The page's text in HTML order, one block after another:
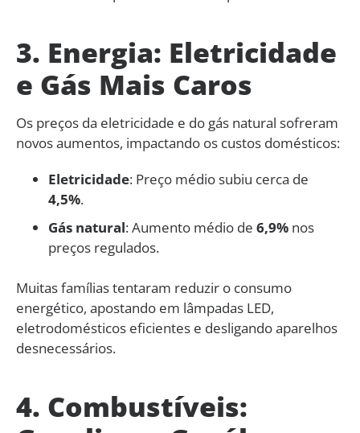
3. Energia: Eletricidade
e Gás Mais Caros
Os preços da eletricidade e do gás natural sofreram
novos aumentos, impactando os custos domésticos:
Eletricidade: Preço médio subiu cerca de
4,5%.
Gás natural: Aumento médio de 6,9% nos
preços regulados.
Muitas famílias tentaram reduzir o consumo
energético, apostando em lâmpadas LED,
eletrodomésticos eficientes e desligando aparelhos
desnecessários.
4. Combustíveis: